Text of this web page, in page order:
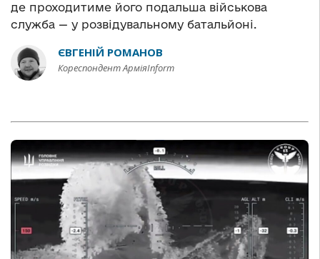
де проходитиме його подальша військова
служба — у розвідувальному батальйоні.
ЄВГЕНІЙ РОМАНОВ
Кореспондент АрміяInform